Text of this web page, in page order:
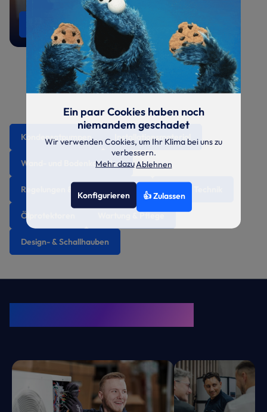
Ersatzteile anfragen 0521 800 699-47
Kondensatpumpen Installationsmaterial
Wand- und Bodenkonsolen
Regelungen & Fernbedienungen
Ölprotektoren Wartung & Pflege
Design- & Schallhauben
Ein paar Cookies haben noch
niemandem geschadet
Wir verwenden Cookies, um Ihr Klima bei uns zu
verbessern.
Mehr dazuAblehnen
Konfigurieren 👍 Zulassen